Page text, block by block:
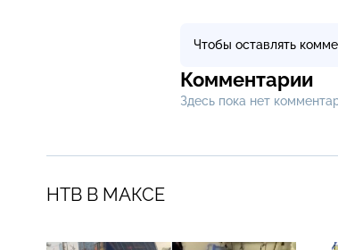
Чтобы оставлять
Комментарии
Здесь пока нет
НТВ В МАКСЕ